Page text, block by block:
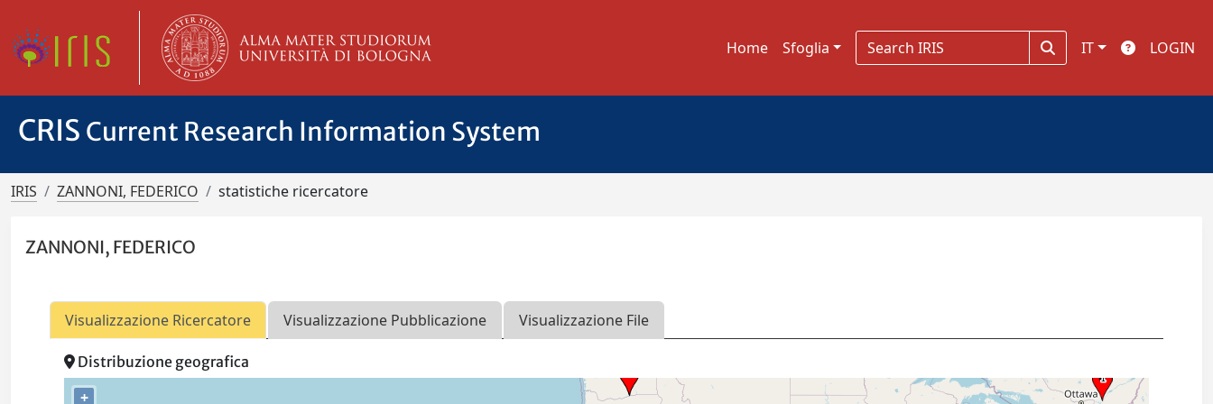
Home Sfoglia IT LOGIN
CRIS Current Research Information System
IRIS ZANNONI, FEDERICO statistiche ricercatore
ZANNONI, FEDERICO
Visualizzazione Ricercatore Visualizzazione Pubblicazione Visualizzazione File
Distribuzione geografica
+